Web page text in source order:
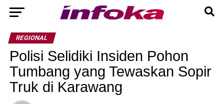
REGIONAL
Polisi Selidiki Insiden Pohon
Tumbang yang Tewaskan Sopir
Truk di Karawang